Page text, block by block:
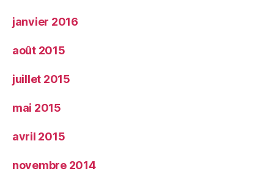
janvier 2016
août 2015
juillet 2015
mai 2015
avril 2015
novembre 2014